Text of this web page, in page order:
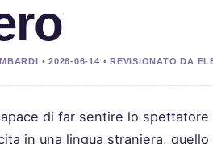
• 2026-06-14 • REVISIONATO DA
di far sentire lo spettatore
in una lingua straniera, quello